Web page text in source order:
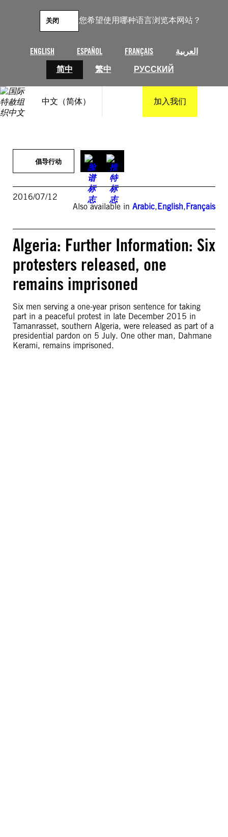
您希望使用哪种语言浏览本网站？
ENGLISH ESPAÑOL FRANÇAIS
العربية
简中
繁中 РУССКИЙ
关闭
中文（简体） 加入我们
倡导行动
2016/07/12
Also available in Arabic,English,Français
Algeria: Further Information: Six
protesters released, one
remains imprisoned
Six men serving a one-year prison sentence for taking
part in a peaceful protest in late December 2015 in
Tamanrasset, southern Algeria, were released as part of a
presidential pardon on 5 July. One other man, Dahmane
Kerami, remains imprisoned.